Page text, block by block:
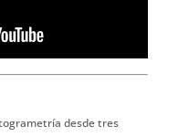
desde tres